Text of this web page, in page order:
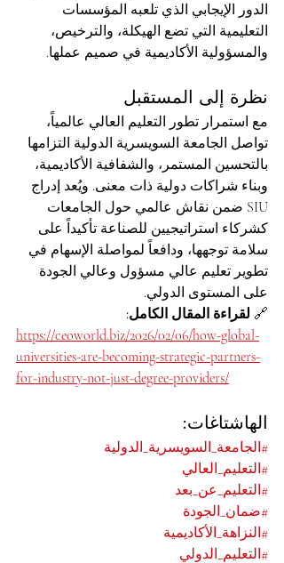
الدور الإيجابي الذي تلعبه المؤسسات
التعليمية التي تضع الهيكلة، والترخيص،
والمسؤولية الأكاديمية في صميم عملها.
نظرة إلى المستقبل
مع استمرار تطور التعليم العالي عالمياً،
تواصل الجامعة السويسرية الدولية التزامها
بالتحسين المستمر، والشفافية الأكاديمية،
وبناء شراكات دولية ذات معنى. ويُعد إدراج
SIU ضمن نقاش عالمي حول الجامعات
كشركاء استراتيجيين للصناعة تأكيداً على
سلامة توجهها، ودافعاً لمواصلة الإسهام في
تطوير تعليم عالي مسؤول وعالي الجودة
على المستوى الدولي.
🔗 لقراءة المقال الكامل:
https://ceoworld.biz/2026/02/06/how-global-
universities-are-becoming-strategic-partners-
for-industry-not-just-degree-providers/
الهاشتاغات:
#الجامعة_السويسرية_الدولية
#التعليم_العالي
#التعليم_عن_بعد
#ضمان_الجودة
#النزاهة_الأكاديمية
#التعليم_الدولي